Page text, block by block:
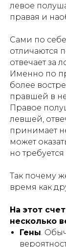
левое
правая и
Сами по
отличаются
отвечает за
Именно по
более
правшей в
Правое
левшей,
принимает
может
но
Так почему
время как
На этот
несколько
Гены .